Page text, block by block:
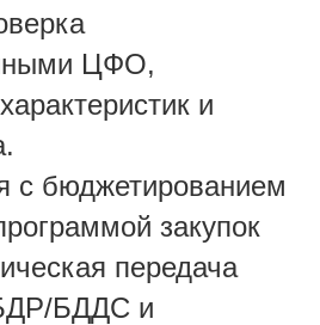
ЦФО,
и
с бюджетированием
закупок
передача
БДДС и